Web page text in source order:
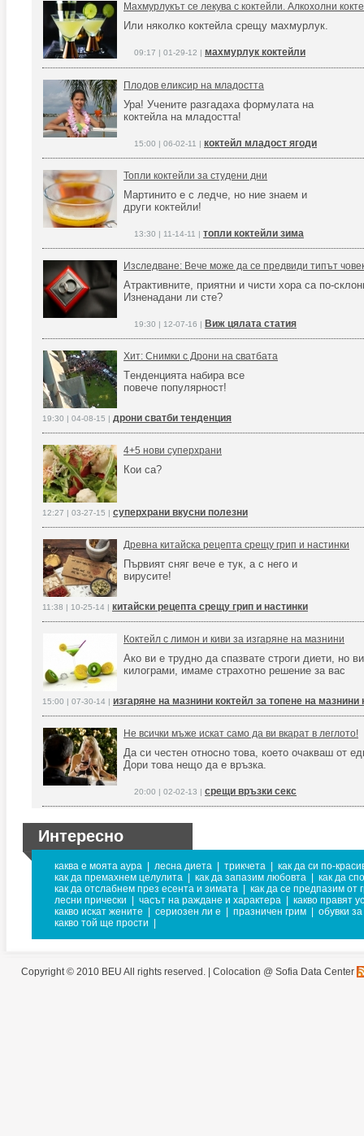
Махмурлукът се лекува с коктейли. Алкохолни
Или няколко коктейла срещу махмурлук.
09:17 | 01-29-12 | махмурлук коктейли
Плодов еликсир на младостта
Ура! Учените разгадаха формулата на
коктейла на младостта!
15:00 | 06-02-11 | коктейл младост ягоди
Топли коктейли за студени дни
Мартинито е с ледче, но ние знаем и
други коктейли!
13:30 | 11-14-11 | топли коктейли зима
Изследване: Вече може да се предвиди типът
Атрактивните, приятни и чисти хора са по-
Изненадани ли сте?
19:30 | 12-07-16 | Виж цялата статия
Хит: Снимки с Дрони на сватбата
Tенденцията набира все
повече популярност!
19:30 | 04-08-15 | дрони сватби тенденция
4+5 нови суперхрани
Кои са?
12:27 | 03-27-15 | суперхрани вкусни полезни
Древна китайска рецепта срещу грип и настинки
Първият сняг вече е тук, а с него и
вирусите!
11:38 | 10-25-14 | китайски рецепта срещу грип и настинки
Коктейл с лимон и киви за изгаряне на мазнини
Ако ви е трудно да спазвате строги диети, но
килограми, имаме страхотно решение за вас
15:00 | 07-30-14 | изгаряне на мазнини коктейл за топене на мазнини
Не всички мъже искат само да ви вкарат в леглото!
Да си честен относно това, което очакваш от
Дори това нещо да е връзка.
20:00 | 02-02-13 | срещи връзки секс
Интересно
каква е моята аура лесна диета трикчета
как да си по-
как да премахнем целулита
как да запазим любовта
как да
как да отслабнем през есента и зимата
как да се предпазим от
лесни прически
часът на раждане и характера
какво правят
какво искат жените
сериозен ли е празничен грим
обувки
какво той ще прости
Copyright © 2010 BEU All rights reserved. | Colocation @ Sofia Data Center